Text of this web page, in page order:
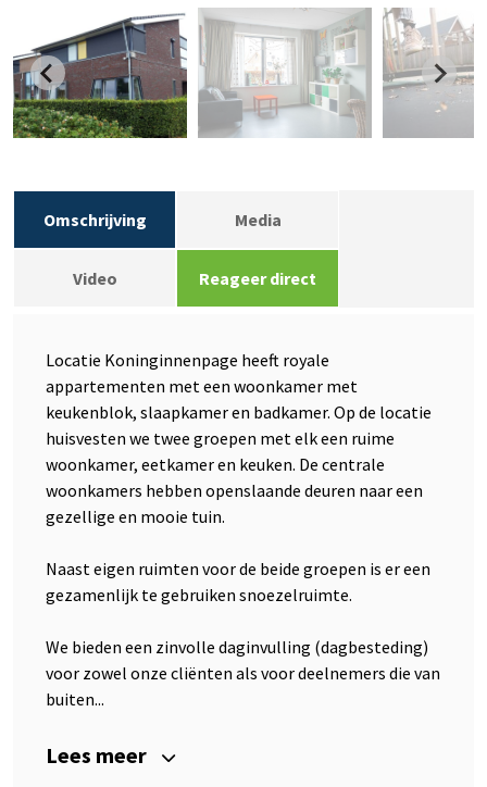
Omschrijving Media
Video Reageer direct
Locatie Koninginnenpage heeft royale
appartementen met een woonkamer met
keukenblok, slaapkamer en badkamer. Op de locatie
huisvesten we twee groepen met elk een ruime
woonkamer, eetkamer en keuken. De centrale
woonkamers hebben openslaande deuren naar een
gezellige en mooie tuin.
Naast eigen ruimten voor de beide groepen is er een
gezamenlijk te gebruiken snoezelruimte.
We bieden een zinvolle daginvulling (dagbesteding)
voor zowel onze cliënten als voor deelnemers die van
buiten...
Lees meer